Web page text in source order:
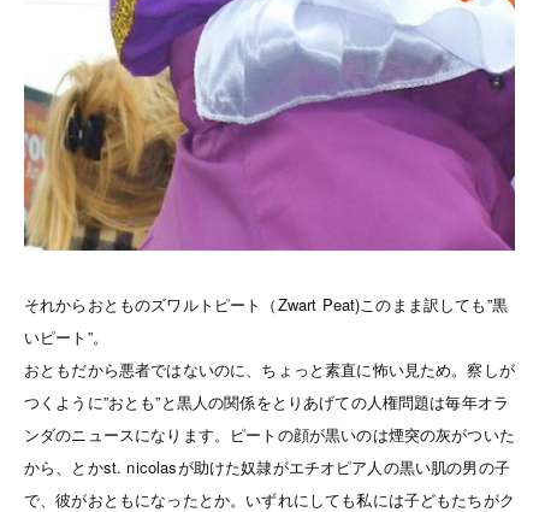
それからおとものズワルトピート（Zwart Peat)このまま訳しても”黒
いピート”。
おともだから悪者ではないのに、ちょっと素直に怖い見ため。察しが
つくように”おとも”と黒人の関係をとりあげての人権問題は毎年オラ
ンダのニュースになります。ピートの顔が黒いのは煙突の灰がついた
から、とかst. nicolasが助けた奴隷がエチオピア人の黒い肌の男の子
で、彼がおともになったとか。いずれにしても私には子どもたちがク